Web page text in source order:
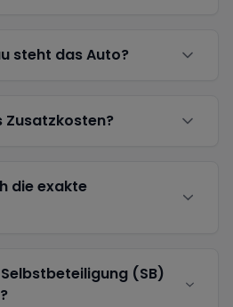
steht das Auto?
Zusatzkosten?
die exakte
(SB)